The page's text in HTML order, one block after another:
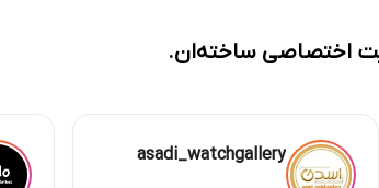
اختصاصی ساخته‌ان.
asadi_watchgallery